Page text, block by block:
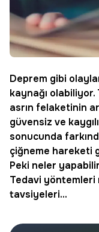
Deprem gibi
kaynağı
asrın felaketinin
güvensiz ve
sonucunda
çiğneme hareketi
Peki neler
Tedavi yöntemleri
tavsiyeleri...